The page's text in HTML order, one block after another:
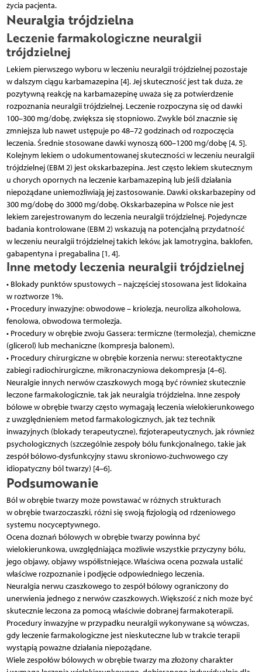
życia pacjenta.
Neuralgia trójdzielna
Leczenie farmakologiczne neuralgii
trójdzielnej
Lekiem pierwszego wyboru w leczeniu neuralgii trójdzielnej pozostaje
w dalszym ciągu karbamazepina [4]. Jej skuteczność jest tak duża, że
pozytywną reakcję na karbamazepinę uważa się za potwierdzenie
rozpoznania neuralgii trójdzielnej. Leczenie rozpoczyna się od dawki
100–300 mg/dobę, zwiększa się stopniowo. Zwykle ból znacznie się
zmniejsza lub nawet ustępuje po 48–72 godzinach od rozpoczęcia
leczenia. Średnie stosowane dawki wynoszą 600–1200 mg/dobę [4, 5].
Kolejnym lekiem o udokumentowanej skuteczności w leczeniu neuralgii
trójdzielnej (EBM 2) jest okskarbazepina. Jest często lekiem skutecznym
u chorych opornych na leczenie karbamazepiną lub jeśli działania
niepożądane uniemożliwiają jej zastosowanie. Dawki okskarbazepiny od
300 mg/dobę do 3000 mg/dobę. Okskarbazepina w Polsce nie jest
lekiem zarejestrowanym do leczenia neuralgii trójdzielnej. Pojedyncze
badania kontrolowane (EBM 2) wskazują na potencjalną przydatność
w leczeniu neuralgii trójdzielnej takich leków, jak lamotrygina, baklofen,
gabapentyna i pregabalina [1, 4].
Inne metody leczenia neuralgii trójdzielnej
• Blokady punktów spustowych – najczęściej stosowana jest lidokaina
w roztworze 1%.
• Procedury inwazyjne: obwodowe – kriolezja, neuroliza alkoholowa,
fenolowa, obwodowa termolezja.
• Procedury w obrębie zwoju Gassera: termiczne (termolezja), chemiczne
(glicerol) lub mechaniczne (kompresja balonem).
• Procedury chirurgiczne w obrębie korzenia nerwu: stereotaktyczne
zabiegi radiochirurgiczne, mikronaczyniowa dekompresja [4–6].
Neuralgie innych nerwów czaszkowych mogą być również skutecznie
leczone farmakologicznie, tak jak neuralgia trójdzielna. Inne zespoły
bólowe w obrębie twarzy często wymagają leczenia wielokierunkowego
z uwzględnieniem metod farmakologicznych, jak też technik
inwazyjnych (blokady terapeutyczne), fizjoterapeutycznych, jak również
psychologicznych (szczególnie zespoły bólu funkcjonalnego, takie jak
zespół bólowo-dysfunkcyjny stawu skroniowo-żuchwowego czy
idiopatyczny ból twarzy) [4–6].
Podsumowanie
Ból w obrębie twarzy może powstawać w różnych strukturach
w obrębie twarzoczaszki, różni się swoją fizjologią od rdzeniowego
systemu nocyceptywnego.
Ocena doznań bólowych w obrębie twarzy powinna być
wielokierunkowa, uwzględniająca możliwie wszystkie przyczyny bólu,
jego objawy, objawy współistniejące. Właściwa ocena pozwala ustalić
właściwe rozpoznanie i podjęcie odpowiedniego leczenia.
Neuralgia nerwu czaszkowego to zespół bólowy ograniczony do
unerwienia jednego z nerwów czaszkowych. Większość z nich może być
skutecznie leczona za pomocą właściwie dobranej farmakoterapii.
Procedury inwazyjne w przypadku neuralgii wykonywane są wówczas,
gdy leczenie farmakologiczne jest nieskuteczne lub w trakcie terapii
wystąpią poważne działania niepożądane.
Wiele zespołów bólowych w obrębie twarzy ma złożony charakter